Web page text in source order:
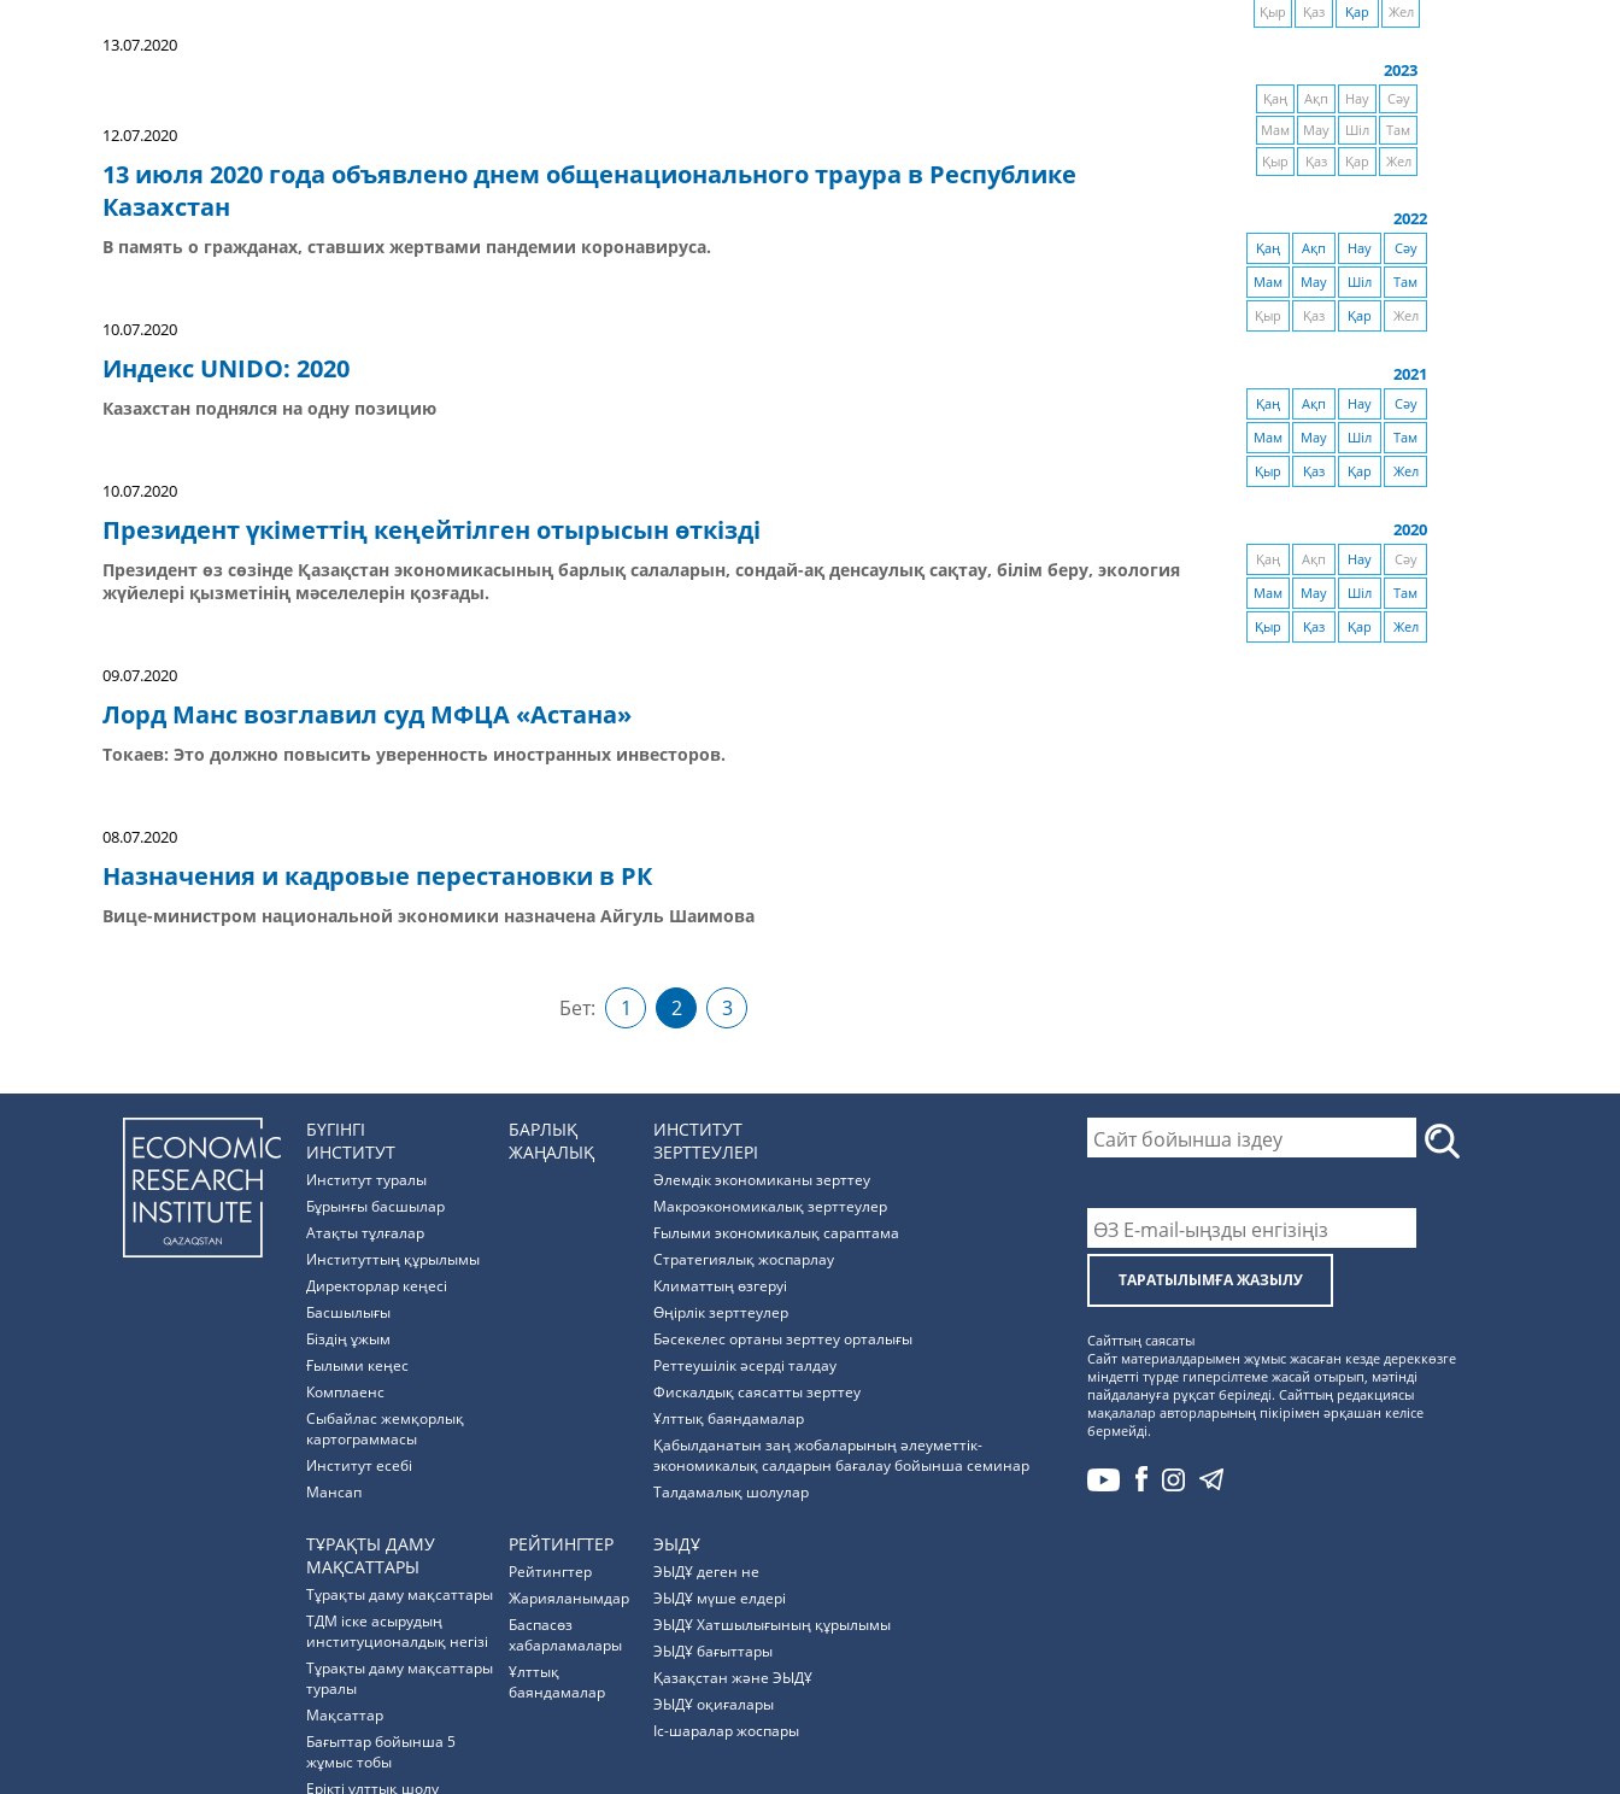
13.07.2020
12.07.2020
13 июля 2020 года объявлено днем общенационального траура в Республике
Казахстан
В память о гражданах, ставших жертвами пандемии коронавируса.
10.07.2020
Индекс UNIDO: 2020
Казахстан поднялся на одну позицию
10.07.2020
Президент үкіметтің кеңейтілген отырысын өткізді
Президент өз сөзінде Қазақстан экономикасының барлық салаларын, сондай-ақ денсаулық сақтау, білім беру, экология
жүйелері қызметінің мәселелерін қозғады.
09.07.2020
Лорд Манс возглавил суд МФЦА «Астана»
Токаев: Это должно повысить уверенность иностранных инвесторов.
08.07.2020
Назначения и кадровые перестановки в РК
Вице-министром национальной экономики назначена Айгуль Шаимова
Бет: 1 2 3
Қыр
Қаз Қар Жел
2023
Қаң Ақп Нау
Сәу
Мам
Мау Шіл
Там
Қыр
Қаз Қар Жел
2022
Қаң Ақп Нау
Сәу
Мам
Мау Шіл
Там
Қыр
Қаз Қар Жел
2021
Қаң Ақп Нау
Сәу
Мам
Мау Шіл
Там
Қыр
Қаз Қар Жел
2020
Қаң Ақп Нау
Сәу
Мам
Мау Шіл
Там
Қыр
Қаз Қар Жел
БҮГІНГІ
ИНСТИТУТ
Институт туралы
Бұрынғы басшылар
Атақты тұлғалар
Институттың құрылымы
Директорлар кеңесі
Басшылығы
Біздің ұжым
Ғылыми кеңес
Комплаенс
Cыбайлас жемқорлық
картограммасы
Институт есебі
Мансап
БАРЛЫҚ
ЖАҢАЛЫҚ
ИНСТИТУТ
ЗЕРТТЕУЛЕРІ
Әлемдік экономиканы зерттеу
Макроэкономикалық зерттеулер
Ғылыми экономикалық сараптама
Стратегиялық жоспарлау
Климаттың өзгеруі
Өңірлік зерттеулер
Бәсекелес ортаны зерттеу орталығы
Реттеушілік әсерді талдау
Фискалдық саясатты зерттеу
Ұлттық баяндамалар
Қабылданатын заң жобаларының әлеуметтік-
экономикалық салдарын бағалау бойынша семинар
Талдамалық шолулар
ТҰРАҚТЫ ДАМУ
МАҚСАТТАРЫ
Тұрақты даму мақсаттары
ТДМ іске асырудың
институционалдық негізі
Тұрақты даму мақсаттары
туралы
Мақсаттар
Бағыттар бойынша 5
жұмыс тобы
Ерікті ұлттық шолу
РЕЙТИНГТЕР
Рейтингтер
Жарияланымдар
Баспасөз
хабарламалары
Ұлттық
баяндамалар
ЭЫДҰ
ЭЫДҰ деген не
ЭЫДҰ мүше елдері
ЭЫДҰ Хатшылығының құрылымы
ЭЫДҰ бағыттары
Қазақстан және ЭЫДҰ
ЭЫДҰ оқиғалары
Іс-шаралар жоспары
ТАРАТЫЛЫМҒА ЖАЗЫЛУ
Сайттың саясаты
Сайт материалдарымен жұмыс жасаған кезде дереккөзге
міндетті түрде гиперсілтеме жасай отырып, мәтінді
пайдалануға рұқсат беріледі. Сайттың редакциясы
мақалалар авторларының пікірімен әрқашан келісе
бермейді.